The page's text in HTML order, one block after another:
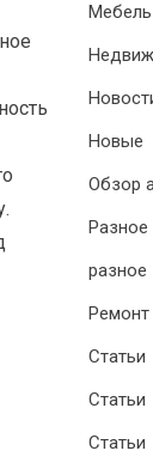
Мебель
Новые
Обзор
Разное
разное
Ремонт
Статьи
Статьи
Статьи